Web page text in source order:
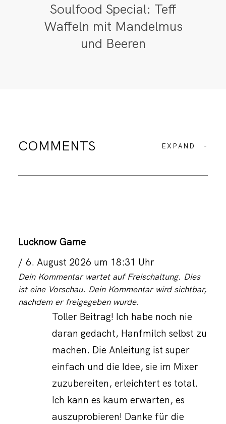
Soulfood Special: Teff
Waffeln mit Mandelmus
und Beeren
COMMENTS EXPAND -
Lucknow Game
6. August 2026 um 18:31 Uhr
Dein Kommentar wartet auf Freischaltung. Dies
ist eine Vorschau. Dein Kommentar wird sichtbar,
nachdem er freigegeben wurde.
Toller Beitrag! Ich habe noch nie
daran gedacht, Hanfmilch selbst zu
machen. Die Anleitung ist super
einfach und die Idee, sie im Mixer
zuzubereiten, erleichtert es total.
Ich kann es kaum erwarten, es
auszuprobieren! Danke für die